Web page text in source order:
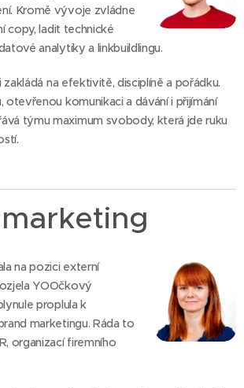
Kromě vývoje zvládne
copy, ladit technické
analytiky a linkbuildlingu.
zakládá na efektivitě, disciplíně a pořádku.
otevřenou komunikaci a dávání i přijímání
týmu maximum svobody, která jde ruku
na pozici externí
YOOčkový
proplula k
marketingu. Ráda to
organizací firemního